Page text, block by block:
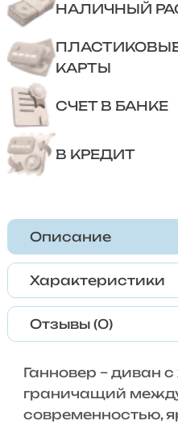
НАЛИЧНЫЙ
КАРТЫ
СЧЕТ В БАНКЕ
В КРЕДИТ
Описание
Характеристики
Отзывы (0)
Ганновер – диван
граничащий
современностью,